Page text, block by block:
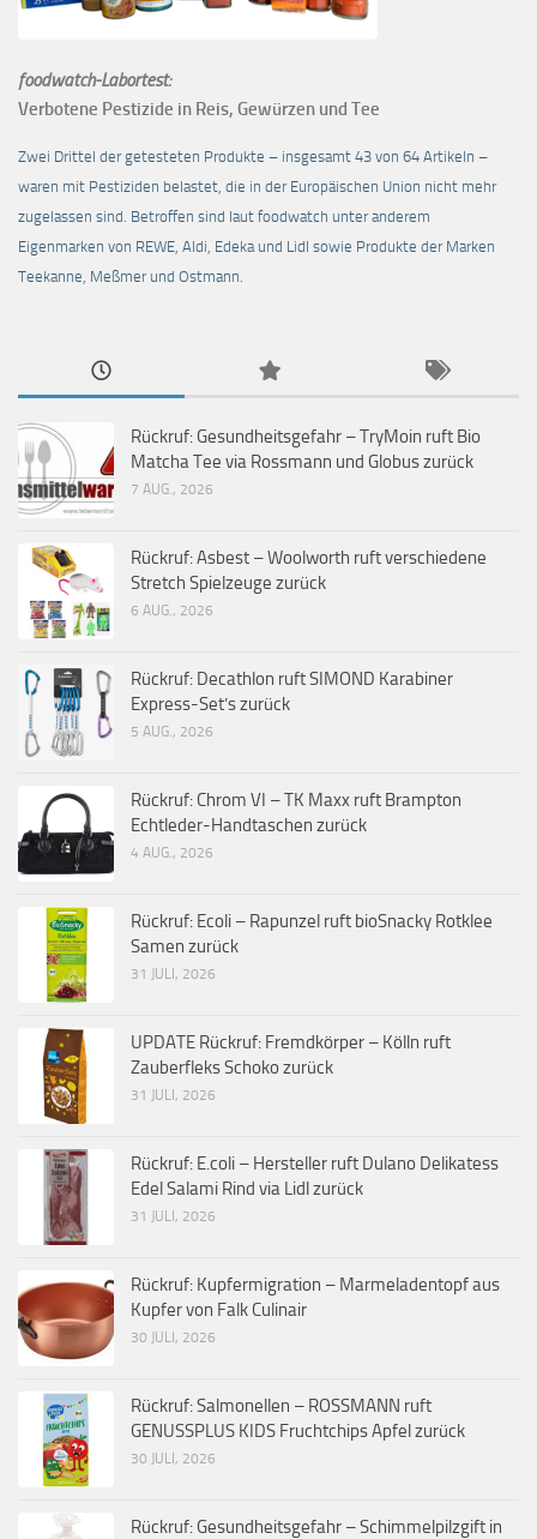
foodwatch-Labortest:
Verbotene Pestizide in Reis, Gewürzen und Tee
Zwei Drittel der getesteten Produkte – insgesamt 43 von 64 Artikeln –
waren mit Pestiziden belastet, die in der Europäischen Union nicht mehr
zugelassen sind. Betroffen sind laut foodwatch unter anderem
Eigenmarken von REWE, Aldi, Edeka und Lidl sowie Produkte der Marken
Teekanne, Meßmer und Ostmann.
Rückruf: Gesundheitsgefahr – TryMoin ruft Bio
Matcha Tee via Rossmann und Globus zurück
7 AUG., 2026
Rückruf: Asbest – Woolworth ruft verschiedene
Stretch Spielzeuge zurück
6 AUG., 2026
Rückruf: Decathlon ruft SIMOND Karabiner
Express-Set’s zurück
5 AUG., 2026
Rückruf: Chrom VI – TK Maxx ruft Brampton
Echtleder-Handtaschen zurück
4 AUG., 2026
Rückruf: Ecoli – Rapunzel ruft bioSnacky Rotklee
Samen zurück
31 JULI, 2026
UPDATE Rückruf: Fremdkörper – Kölln ruft
Zauberfleks Schoko zurück
31 JULI, 2026
Rückruf: E.coli – Hersteller ruft Dulano Delikatess
Edel Salami Rind via Lidl zurück
31 JULI, 2026
Rückruf: Kupfermigration – Marmeladentopf aus
Kupfer von Falk Culinair
30 JULI, 2026
Rückruf: Salmonellen – ROSSMANN ruft
GENUSSPLUS KIDS Fruchtchips Apfel zurück
30 JULI, 2026
Rückruf: Gesundheitsgefahr – Schimmelpilzgift in